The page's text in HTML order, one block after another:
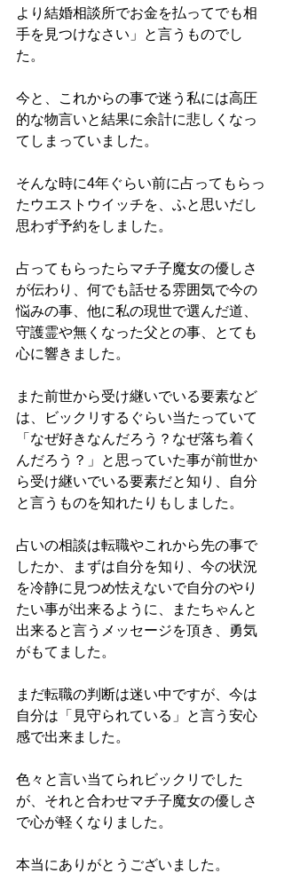
より結婚相談所でお金を払ってでも相
手を見つけなさい」と言うものでし
た。
今と、これからの事で迷う私には高圧
的な物言いと結果に余計に悲しくなっ
てしまっていました。
そんな時に4年ぐらい前に占ってもらっ
たウエストウイッチを、ふと思いだし
思わず予約をしました。
占ってもらったらマチ子魔女の優しさ
が伝わり、何でも話せる雰囲気で今の
悩みの事、他に私の現世で選んだ道、
守護霊や無くなった父との事、とても
心に響きました。
また前世から受け継いでいる要素など
は、ビックリするぐらい当たっていて
「なぜ好きなんだろう？なぜ落ち着く
んだろう？」と思っていた事が前世か
ら受け継いでいる要素だと知り、自分
と言うものを知れたりもしました。
占いの相談は転職やこれから先の事で
したか、まずは自分を知り、今の状況
を冷静に見つめ怯えないで自分のやり
たい事が出来るように、またちゃんと
出来ると言うメッセージを頂き、勇気
がもてました。
まだ転職の判断は迷い中ですが、今は
自分は「見守られている」と言う安心
感で出来ました。
色々と言い当てられビックリでした
が、それと合わせマチ子魔女の優しさ
で心が軽くなりました。
本当にありがとうございました。